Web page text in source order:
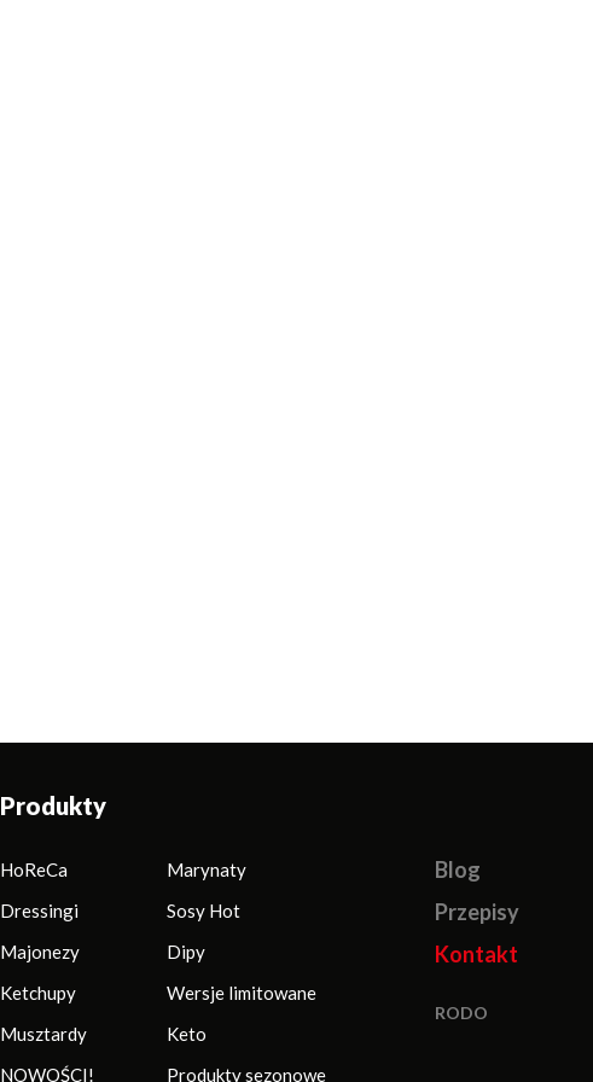
Produkty
HoReCa
Dressingi
Majonezy
Ketchupy
Musztardy
NOWOŚCI!
Marynaty
Sosy Hot
Dipy
Wersje limitowane
Keto
Produkty sezonowe
Blog
Przepisy
Kontakt
RODO